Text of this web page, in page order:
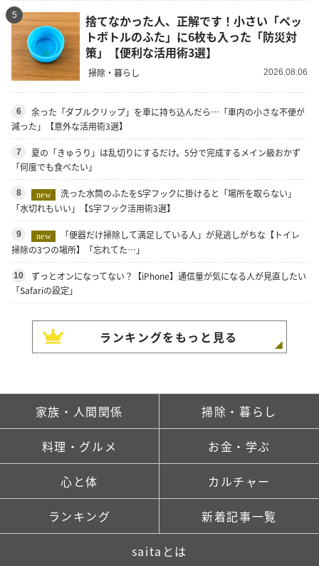
5
捨てなかった人、正解です！小さい「ペッ
トボトルのふた」に6枚も入った「防災対
策」【便利な活用術3選】
掃除・暮らし 2026.08.06
6
余った「ダブルクリップ」を車に持ち込んだら…「車内の小さな不便が
減った」【意外な活用術3選】
7
夏の「きゅうり」は乱切りにするだけ。5分で完成するメイン級おかず
「何度でも食べたい」
8 new
洗った水筒のふたをS字フックに掛けると「場所を取らない」
「水切れもいい」【S字フック活用術3選】
9 new
「便器だけ掃除して満足している人」が見逃しがちな【トイレ
掃除の3つの場所】「忘れてた…」
10
ずっとオンになってない？【iPhone】通信量が気になる人が見直したい
「Safariの設定」
ランキングをもっと見る
家族・人間関係 掃除・暮らし
料理・グルメ お金・学ぶ
心と体 カルチャー
ランキング 新着記事一覧
saitaとは